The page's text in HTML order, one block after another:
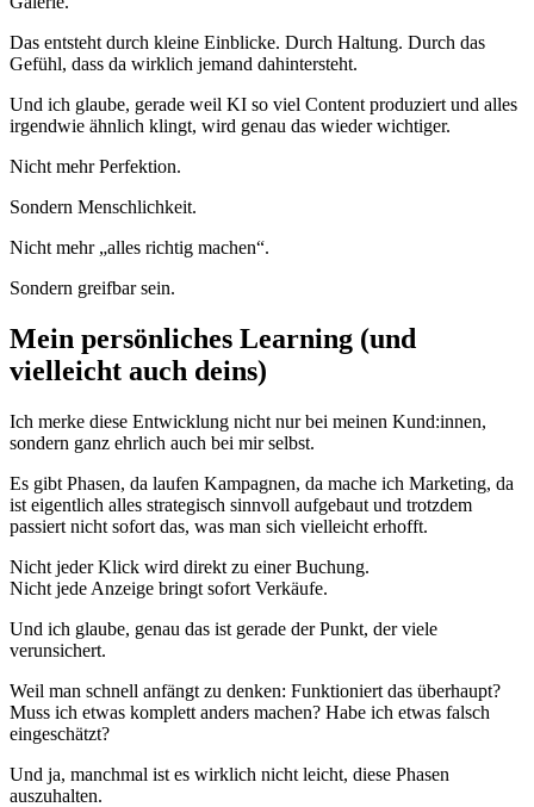
Das entsteht durch kleine Einblicke. Durch Haltung. Durch das
Gefühl, dass da wirklich jemand dahintersteht.
Und ich glaube, gerade weil KI so viel Content produziert und alles
irgendwie ähnlich klingt, wird genau das wieder wichtiger.
Nicht mehr Perfektion.
Sondern Menschlichkeit.
Nicht mehr „alles richtig machen“.
Sondern greifbar sein.
Mein persönliches Learning (und
vielleicht auch deins)
Ich merke diese Entwicklung nicht nur bei meinen Kund:innen,
sondern ganz ehrlich auch bei mir selbst.
Es gibt Phasen, da laufen Kampagnen, da mache ich Marketing, da
ist eigentlich alles strategisch sinnvoll aufgebaut und trotzdem
passiert nicht sofort das, was man sich vielleicht erhofft.
Nicht jeder Klick wird direkt zu einer Buchung.
Nicht jede Anzeige bringt sofort Verkäufe.
Und ich glaube, genau das ist gerade der Punkt, der viele
verunsichert.
Weil man schnell anfängt zu denken: Funktioniert das überhaupt?
Muss ich etwas komplett anders machen? Habe ich etwas falsch
eingeschätzt?
Und ja, manchmal ist es wirklich nicht leicht, diese Phasen
auszuhalten.